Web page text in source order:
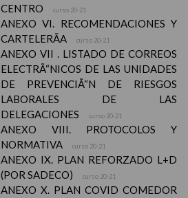
CENTRO
curso 20-21
ANEXO VI. RECOMENDACIONES Y
CARTELERÃA
curso 20-21
ANEXO VII . LISTADO DE CORREOS
ELECTRÃ“NICOS DE LAS UNIDADES
DE PREVENCIÃ“N DE RIESGOS
LABORALES DE LAS
DELEGACIONES
curso 20-21
ANEXO VIII. PROTOCOLOS Y
NORMATIVA
curso 20-21
ANEXO IX. PLAN REFORZADO L+D
(POR SADECO)
curso 20-21
ANEXO X. PLAN COVID COMEDOR